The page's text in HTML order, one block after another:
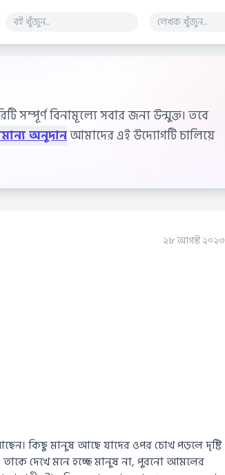
সম্পূর্ণ বিনামূল্যে সবার জন্য উন্মুক্ত। তবে
সামান্য অনুদানআমাদের এই উদ্যোগটি চালিয়ে
২৮ আগস্ট ২০২৩
কিছু মানুষ আছে যাদের ওপর চোখ পড়লে দৃষ্টি
দেখে মনে হচ্ছে মানুষ না, পুরনো আমলের